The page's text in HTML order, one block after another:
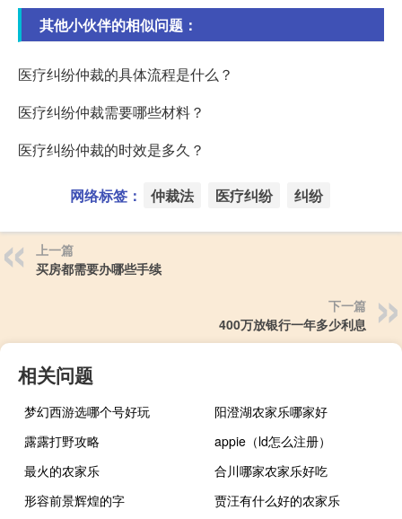
其他小伙伴的相似问题：
医疗纠纷仲裁的具体流程是什么？
医疗纠纷仲裁需要哪些材料？
医疗纠纷仲裁的时效是多久？
网络标签： 仲裁法 医疗纠纷 纠纷
上一篇
买房都需要办哪些手续
下一篇
400万放银行一年多少利息
相关问题
梦幻西游选哪个号好玩
阳澄湖农家乐哪家好
露露打野攻略
appie（ld怎么注册）
最火的农家乐
合川哪家农家乐好吃
形容前景辉煌的字
贾汪有什么好的农家乐